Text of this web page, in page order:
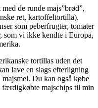
de runde majs”brød”,
ret, kartoffeltortilla).
som peberfrugter, tomater
som vi ikke kendte i Europa,
tortillas uden det
lave en slags efterligning
Du kan også købe
færdigkøbte majschips til min